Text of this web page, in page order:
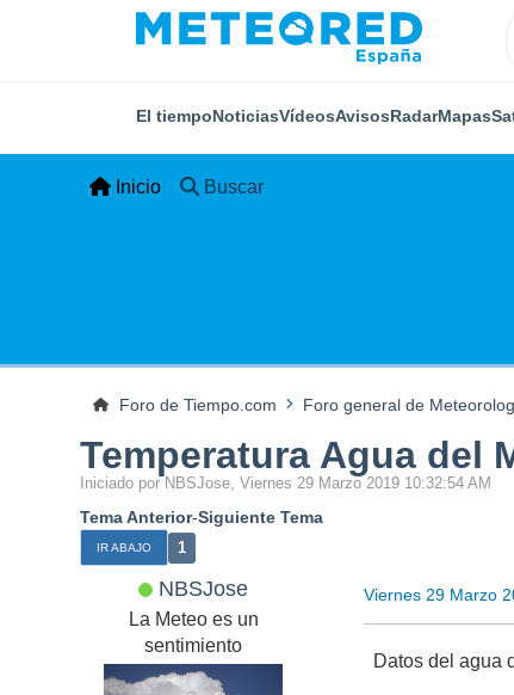
El tiempoNoticiasVídeosAvisosRadarMapas
Inicio Buscar
Foro de Tiempo.com Foro general de
Temperatura Agua del
Iniciado por NBSJose, Viernes 29 Marzo 2019 10:32:54 AM
Tema Anterior-Siguiente Tema
IR ABAJO 1
NBSJose
La Meteo es un
sentimiento
Viernes 29 Marzo
Datos del agua